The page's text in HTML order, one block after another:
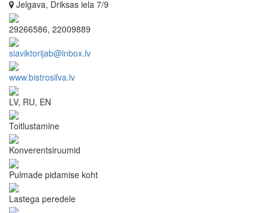
Jelgava, Driksas iela 7/9
29266586, 22009889
siaviktorijab@inbox.lv
www.bistrosilva.lv
LV, RU, EN
Toitlustamine
Konverentsiruumid
Pulmade pidamise koht
Lastega peredele